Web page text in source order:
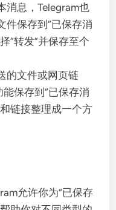
消息，Telegram也
件保存到“已保存消
“转发”并保存至个
的文件或网页链
保存到“已保存消
链接整理成一个方
允许你为“已保存